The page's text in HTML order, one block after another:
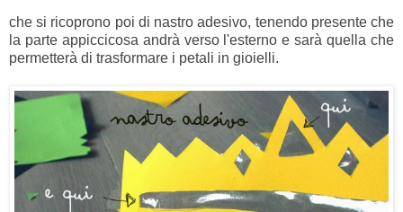
che si ricoprono poi di nastro adesivo, tenendo presente che
la parte appiccicosa andrà verso l'esterno e sarà quella che
permetterà di trasformare i petali in gioielli.